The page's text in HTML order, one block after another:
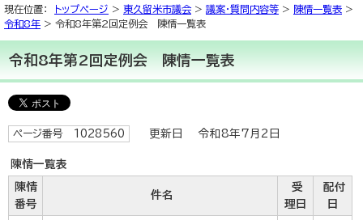
現在位置： トップページ > 東久留米市議会 > 議案・質問内容等 > 陳情一覧表 >
令和8年 > 令和8年第2回定例会 陳情一覧表
令和8年第2回定例会 陳情一覧表
ページ番号 1028560 更新日 令和8年7月2日
陳情一覧表
陳情
番号
件名
受
理日
配付
日